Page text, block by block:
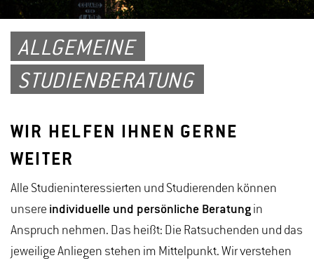
ALLGEMEINE
STUDIENBERATUNG
WIR HELFEN IHNEN GERNE
WEITER
Alle Studieninteressierten und Studierenden können
unsere individuelle und persönliche Beratung in
Anspruch nehmen. Das heißt: Die Ratsuchenden und das
jeweilige Anliegen stehen im Mittelpunkt. Wir verstehen